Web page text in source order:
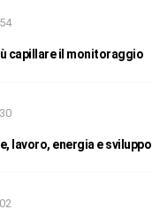
capillare il monitoraggio
lavoro, energia e sviluppo